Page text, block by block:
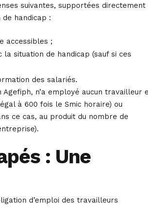
suivantes, supportées directement
handicap :
accessibles ;
situation de handicap (sauf si ces
des salariés.
n’a employé aucun travailleur
à 600 fois le Smic horaire) ou
ce cas, au produit du nombre de
: Une
d’emploi des travailleurs